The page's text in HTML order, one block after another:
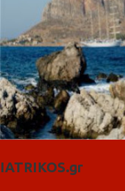
IATRIKOS.gr